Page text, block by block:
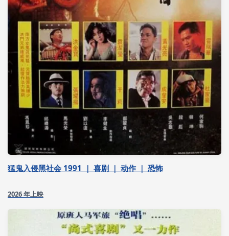
猛鬼入侵黑社会 1991 ｜ 喜剧 ｜ 动作 ｜ 恐怖
2026 年上映